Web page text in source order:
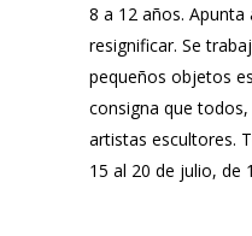
8 a 12 años. Apunta
resignificar. Se
pequeños objetos
consigna que
artistas escultores.
15 al 20 de julio, de